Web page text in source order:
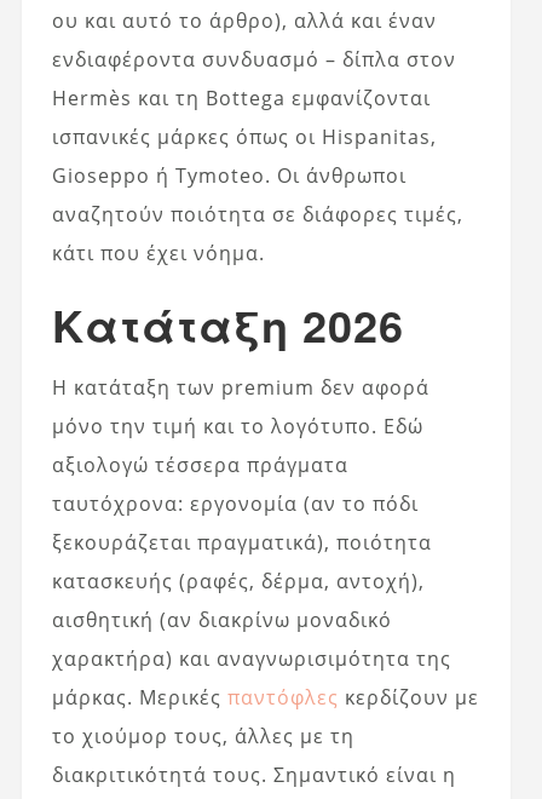
ου και αυτό το άρθρο), αλλά και έναν
ενδιαφέροντα συνδυασμό – δίπλα στον
Hermès και τη Bottega εμφανίζονται
ισπανικές μάρκες όπως οι Hispanitas,
Gioseppo ή Tymoteo. Οι άνθρωποι
αναζητούν ποιότητα σε διάφορες τιμές,
κάτι που έχει νόημα.
Κατάταξη 2026
Η κατάταξη των premium δεν αφορά
μόνο την τιμή και το λογότυπο. Εδώ
αξιολογώ τέσσερα πράγματα
ταυτόχρονα: εργονομία (αν το πόδι
ξεκουράζεται πραγματικά), ποιότητα
κατασκευής (ραφές, δέρμα, αντοχή),
αισθητική (αν διακρίνω μοναδικό
χαρακτήρα) και αναγνωρισιμότητα της
μάρκας. Μερικές παντόφλες κερδίζουν με
το χιούμορ τους, άλλες με τη
διακριτικότητά τους. Σημαντικό είναι η